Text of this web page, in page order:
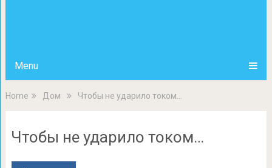
Menu
Home Дом Чтобы не ударило током…
Чтобы не ударило током…